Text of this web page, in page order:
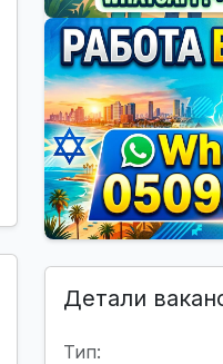
Детали
Тип: